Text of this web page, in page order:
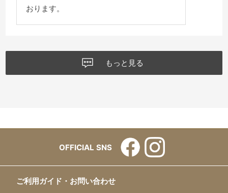
おります。
もっと見る
OFFICIAL SNS
ご利用ガイド・お問い合わせ